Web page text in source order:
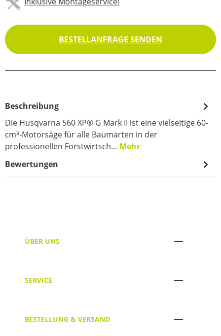
BESTELLANFRAGE SENDEN
Beschreibung
Die Husqvarna 560 XP® G Mark II ist eine vielseitige 60-
cm³-Motorsäge für alle Baumarten in der
professionellen Forstwirtsch… Mehr
Bewertungen
ÜBER UNS
SERVICE
BESTELLUNG & VERSAND